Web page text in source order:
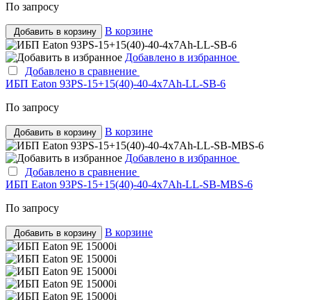
По запросу
Добавить в корзину В корзине
Добавлено в избранное
Добавлено в сравнение
ИБП Eaton 93PS-15+15(40)-40-4x7Ah-LL-SB-6
По запросу
Добавить в корзину В корзине
Добавлено в избранное
Добавлено в сравнение
ИБП Eaton 93PS-15+15(40)-40-4x7Ah-LL-SB-MBS-6
По запросу
Добавить в корзину В корзине